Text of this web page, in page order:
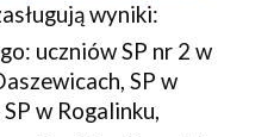
wyniki:
uczniów SP nr 2 w
SP w
w Rogalinku,